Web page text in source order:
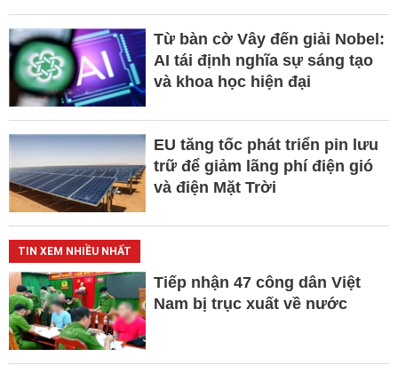
Từ bàn cờ Vây đến giải Nobel:
AI tái định nghĩa sự sáng tạo
và khoa học hiện đại
EU tăng tốc phát triển pin lưu
trữ để giảm lãng phí điện gió
và điện Mặt Trời
TIN XEM NHIỀU NHẤT
Tiếp nhận 47 công dân Việt
Nam bị trục xuất về nước